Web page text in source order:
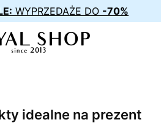
WYPRZEDAŻE DO -70%
idealne na prezent